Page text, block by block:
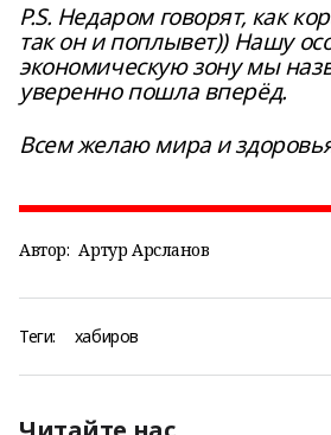
P.S. Недаром говорят, как
так он и поплывет)) Нашу
экономическую зону мы
уверенно пошла вперёд.
Всем желаю мира и
Автор: Артур Арсланов
Теги: хабиров